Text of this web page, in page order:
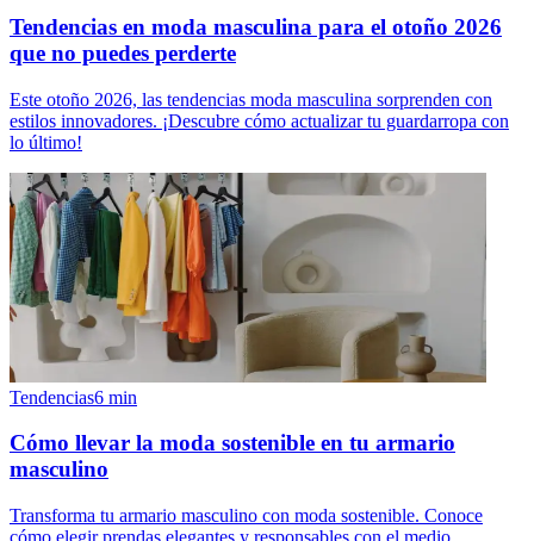
Tendencias en moda masculina para el otoño 2026
que no puedes perderte
Este otoño 2026, las tendencias moda masculina sorprenden con
estilos innovadores. ¡Descubre cómo actualizar tu guardarropa con
lo último!
Tendencias6 min
Cómo llevar la moda sostenible en tu armario
masculino
Transforma tu armario masculino con moda sostenible. Conoce